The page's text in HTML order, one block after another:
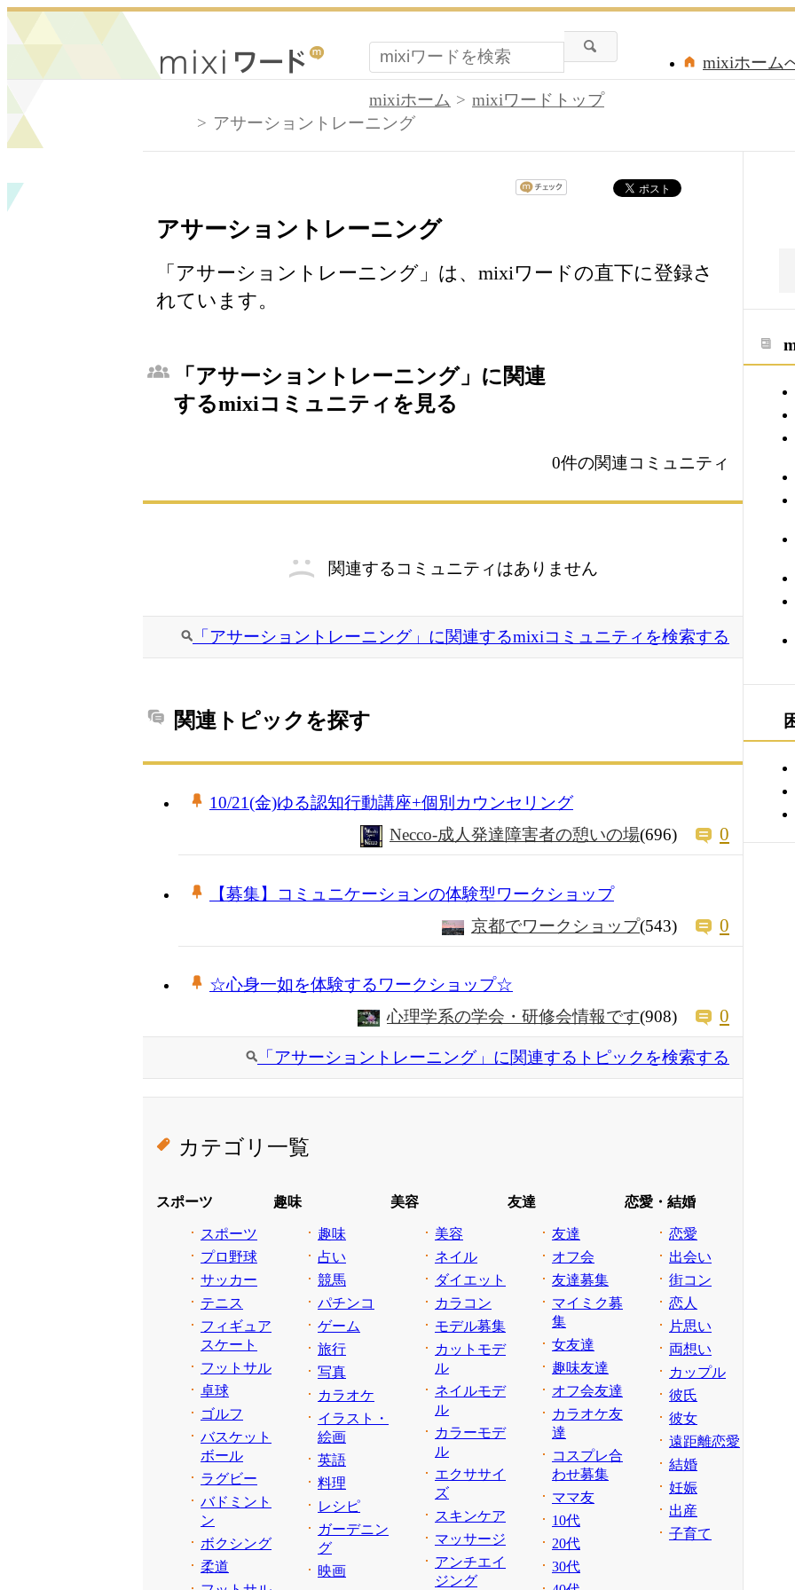
mixiホーム
mixiホーム
mixiワードトップ
アサーショントレーニング
アサーショントレーニング
「アサーショントレーニング」は、mixiワードの直下に登録さ
れています。
「アサーショントレーニング」に関連
するmixiコミュニティを見る
0件の関連コミュニティ
関連するコミュニティはありません
「アサーショントレーニング」に関連するmixiコミュニティを検索する
関連トピックを探す
10/21(金)ゆる認知行動講座+個別カウンセリング
Necco-成人発達障害者の憩いの場(696) 0
【募集】コミュニケーションの体験型ワークショップ
京都でワークショップ(543) 0
☆心身一如を体験するワークショップ☆
心理学系の学会・研修会情報です(908) 0
「アサーショントレーニング」に関連するトピックを検索する
カテゴリ一覧
スポーツ
スポーツ
プロ野球
サッカー
テニス
フィギュア
スケート
フットサル
卓球
ゴルフ
バスケット
ボール
ラグビー
バドミント
ン
ボクシング
柔道
趣味
趣味
占い
競馬
パチンコ
ゲーム
旅行
写真
カラオケ
イラスト・
絵画
英語
料理
レシピ
ガーデニン
グ
映画
美容
美容
ネイル
ダイエット
カラコン
モデル募集
カットモデ
ル
ネイルモデ
ル
カラーモデ
ル
エクササイ
ズ
スキンケア
マッサージ
アンチエイ
ジング
友達
友達
オフ会
友達募集
マイミク募
集
女友達
趣味友達
オフ会友達
カラオケ友
達
コスプレ合
わせ募集
ママ友
10代
20代
30代
恋愛・結婚
恋愛
出会い
街コン
恋人
片思い
両想い
カップル
彼氏
彼女
遠距離恋愛
結婚
妊娠
出産
子育て